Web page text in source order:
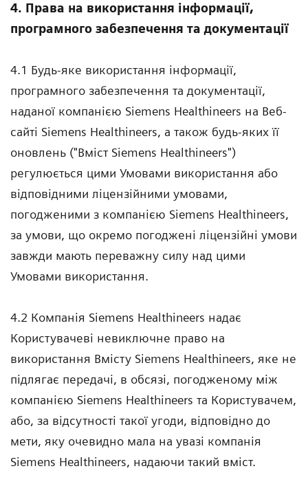
4. Права на використання інформації,
програмного забезпечення та документації
4.1 Будь-яке використання інформації,
програмного забезпечення та документації,
наданої компанією Siemens Healthineers на Веб-
сайті Siemens Healthineers, а також будь-яких її
оновлень ("Вміст Siemens Healthineers")
регулюється цими Умовами використання або
відповідними ліцензійними умовами,
погодженими з компанією Siemens Healthineers,
за умови, що окремо погоджені ліцензійні умови
завжди мають переважну силу над цими
Умовами використання.
4.2 Компанія Siemens Healthineers надає
Користувачеві невиключне право на
використання Вмісту Siemens Healthineers, яке не
підлягає передачі, в обсязі, погодженому між
компанією Siemens Healthineers та Користувачем,
або, за відсутності такої угоди, відповідно до
мети, яку очевидно мала на увазі компанія
Siemens Healthineers, надаючи такий вміст.